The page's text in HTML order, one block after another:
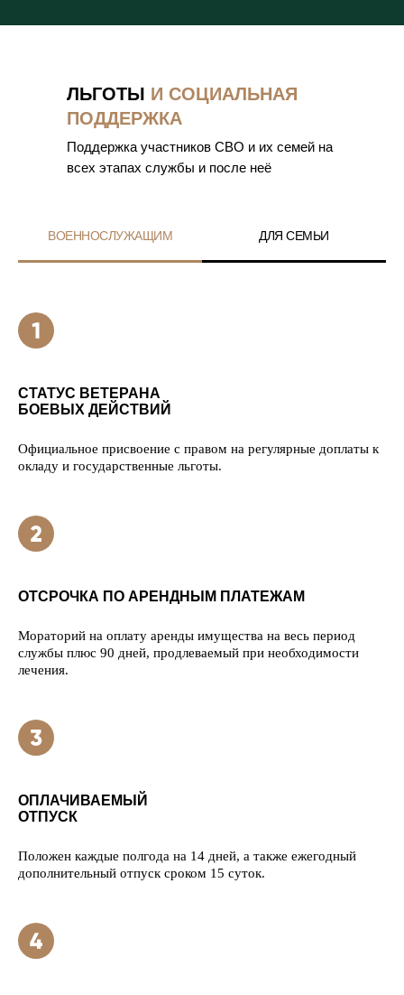
ЛЬГОТЫ И СОЦИАЛЬНАЯ
ПОДДЕРЖКА
Поддержка участников СВО и их семей на
всех этапах службы и после неё
ВОЕННОСЛУЖАЩИМ ДЛЯ СЕМЬИ
СТАТУС ВЕТЕРАНА
БОЕВЫХ ДЕЙСТВИЙ
Официальное присвоение с правом на регулярные доплаты к
окладу и государственные льготы.
ОТСРОЧКА ПО АРЕНДНЫМ ПЛАТЕЖАМ
Мораторий на оплату аренды имущества на весь период
службы плюс 90 дней, продлеваемый при необходимости
лечения.
ОПЛАЧИВАЕМЫЙ
ОТПУСК
Положен каждые полгода на 14 дней, а также ежегодный
дополнительный отпуск сроком 15 суток.